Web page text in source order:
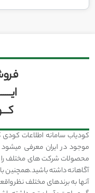
کودیاب سامانه اطلاعات
موجود در ایران معرفی میشود
محصولات شرکت های مختلف
آگاهانه داشته باشید.همچنین
آنها به برندهای مختلف نظر